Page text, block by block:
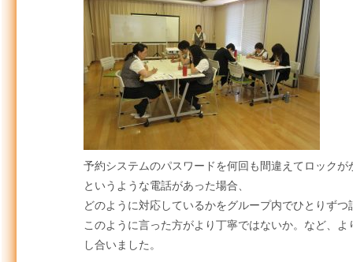
予約システムのパスワードを何回も間違えてロック
というような電話があった場合、
どのように対応しているかをグループ内でひとりずつ
このように言った方がより丁寧ではないか。など、
し合いました。